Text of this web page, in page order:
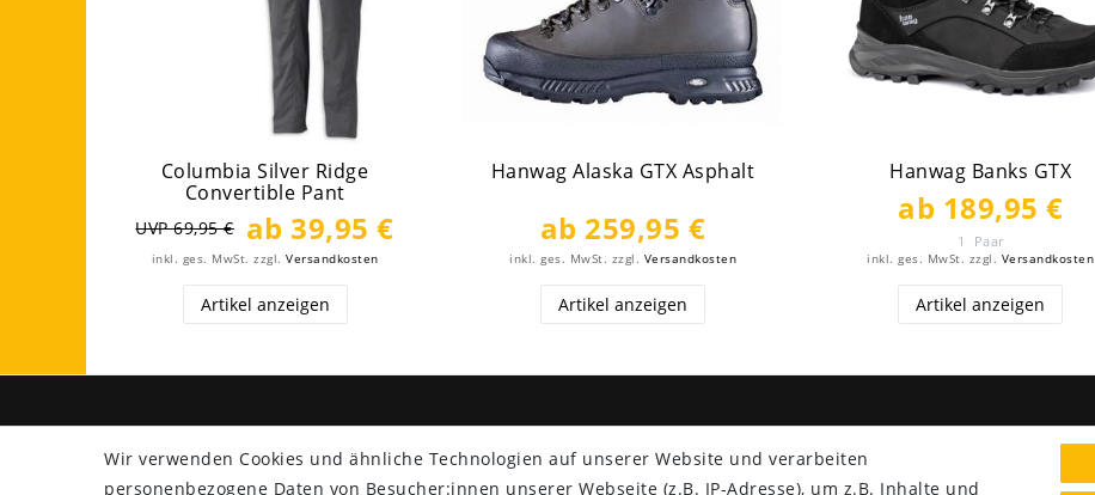
Columbia Silver Ridge
Convertible Pant
UVP 69,95 € ab 39,95 €
inkl. ges. MwSt. zzgl.Versandkosten
Artikel anzeigen
Hanwag Alaska GTX Asphalt
ab 259,95 €
inkl. ges. MwSt. zzgl. Versandkosten
Artikel anzeigen
Hanwag Banks GTX
ab 189,95 €
1 Paar
inkl. ges. MwSt. zzgl. Versandkosten
Artikel anzeigen
Versand Lieferung nur 2,95 €
Wir verwenden Cookies und ähnliche Technologien auf unserer Website und verarbeiten
personenbezogene Daten von Besucher:innen unserer Webseite (z.B. IP-Adresse), um z.B. Inhalte und